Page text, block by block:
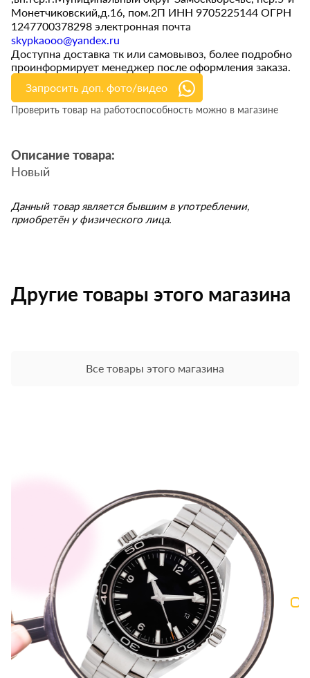
Монетчиковский,д.16, пом.2П ИНН 9705225144 ОГРН
1247700378298 электронная почта
skypkaooo@yandex.ru
Доступна доставка тк или самовывоз, более подробно
проинформирует менеджер после оформления заказа.
Запросить доп. фото/видео
Проверить товар на работоспособность можно в магазине
Описание товара:
Новый
Данный товар является бывшим в употреблении,
приобретён у физического лица.
Другие товары этого магазина
Все товары этого магазина